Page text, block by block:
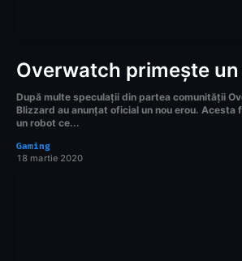
Overwatch primește
După multe speculații din partea comunității
Blizzard au anunțat oficial un nou erou. Acesta
un robot ce...
Gaming
18 martie 2020